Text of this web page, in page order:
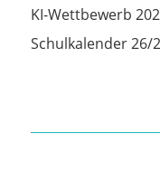
KI-Wettbewerb
Schulkalender 26/